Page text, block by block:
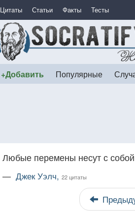
Цитаты Статьи Факты Тесты
+Добавить Популярные
Любые перемены несут с
— Джек Уэлч, 22 цитаты